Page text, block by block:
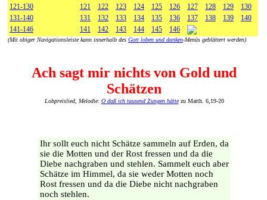
121-130
121 122 123 124 125 126 127 128 129
130
131-140
131 132 133 134 135 136 137 138 139
140
141-146
141 142 143 144 145 146
(Mit obiger Navigationsleiste kann innerhalb des Gott loben und danken-Menüs geblättert werden)
Ach sagt mir nichts von Gold und
Schätzen
Lobpreislied, Melodie: O daß ich tausend Zungen hättezu Matth. 6,19-20
Ihr sollt euch nicht Schätze sammeln auf Erden, da
sie die Motten und der Rost fressen und da die
Diebe nachgraben und stehlen. Sammelt euch aber
Schätze im Himmel, da sie weder Motten noch
Rost fressen und da die Diebe nicht nachgraben
noch stehlen.